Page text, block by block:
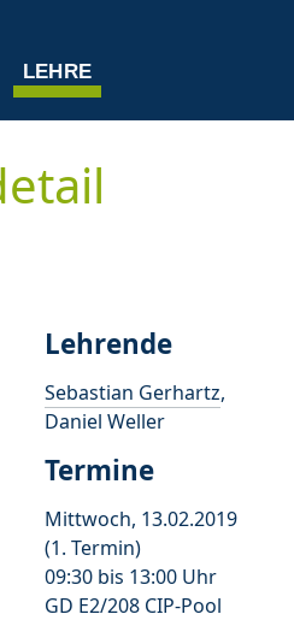
LEHRE
Lehrende
Sebastian Gerhartz,
Daniel Weller
Termine
Mittwoch, 13.02.2019
(1. Termin)
09:30 bis 13:00 Uhr
GD E2/208 CIP-Pool